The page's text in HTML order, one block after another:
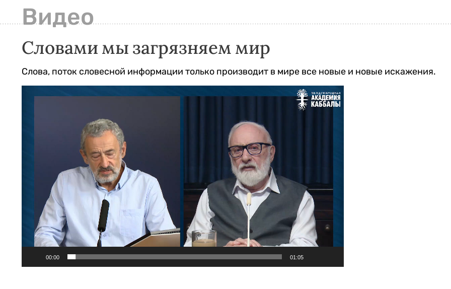
Видео
Словами мы загрязняем мир
Слова, поток словесной информации только производит в мире все новые и новые искажения.
00:00 01:05